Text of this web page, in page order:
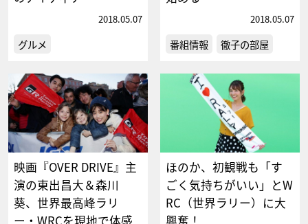
2018.05.07
グルメ
2018.05.07
番組情報 徹子の部屋
映画『OVER DRIVE』主
演の東出昌大＆森川
葵、世界最高峰ラリ
ー・WRCを現地で体感
ほのか、初観戦も「す
ごく気持ちがいい」とW
RC（世界ラリー）に大
興奮！